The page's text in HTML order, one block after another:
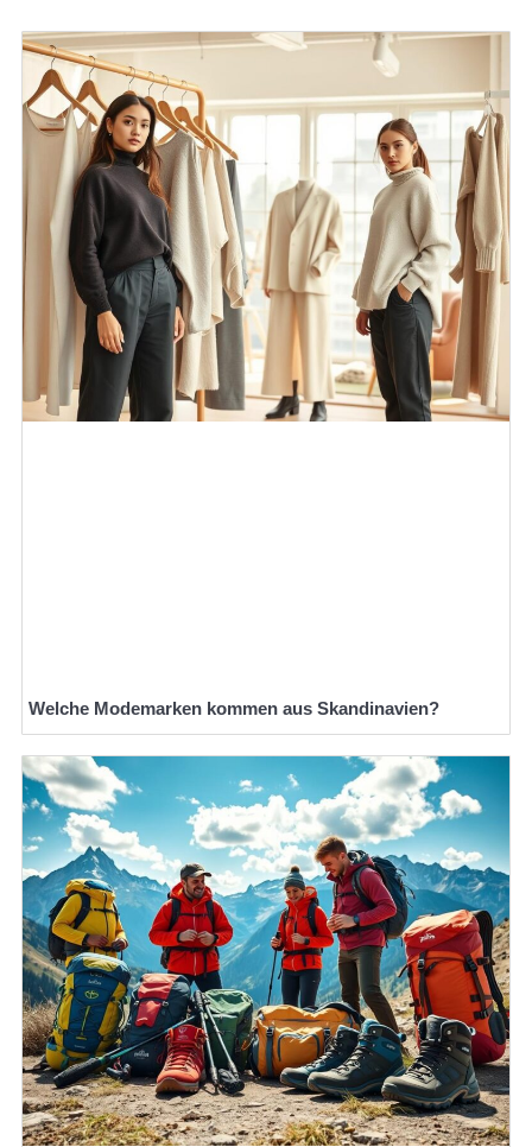
Welche Modemarken kommen aus Skandinavien?